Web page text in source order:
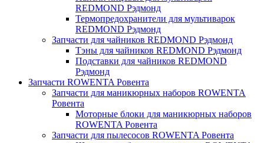
REDMOND Рэдмонд
Термопредохранители для мультиварок
REDMOND Рэдмонд
Запчасти для чайников REDMOND Рэдмонд
Тэны для чайников REDMOND Рэдмонд
Подставки для чайников REDMOND
Рэдмонд
Запчасти ROWENTA Ровента
Запчасти для маникюрных наборов ROWENTA
Ровента
Моторные блоки для маникюрных наборов
ROWENTA Ровента
Запчасти для пылесосов ROWENTA Ровента